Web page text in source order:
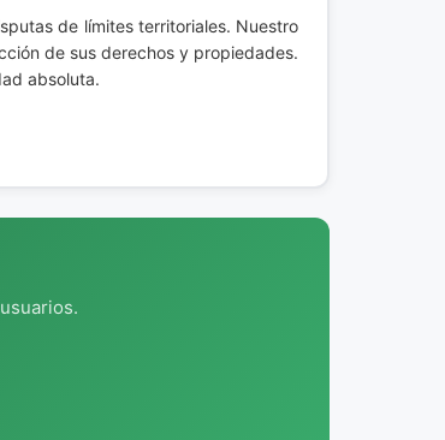
de límites territoriales. Nuestro
de sus derechos y propiedades.
absoluta.